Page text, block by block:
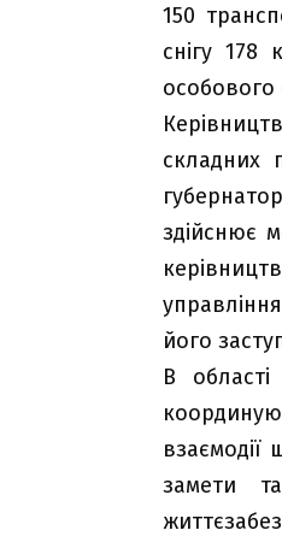
150
снігу 178
особового
складних
здійснює
його
В
взаємодії
замети